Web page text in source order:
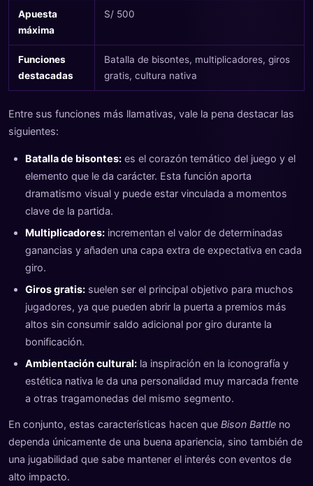
Apuesta
máxima
S/ 500
Funciones
destacadas
Batalla de bisontes, multiplicadores, giros
gratis, cultura nativa
Entre sus funciones más llamativas, vale la pena destacar las
siguientes:
Batalla de bisontes: es el corazón temático del juego y el
elemento que le da carácter. Esta función aporta
dramatismo visual y puede estar vinculada a momentos
clave de la partida.
Multiplicadores: incrementan el valor de determinadas
ganancias y añaden una capa extra de expectativa en cada
giro.
Giros gratis: suelen ser el principal objetivo para muchos
jugadores, ya que pueden abrir la puerta a premios más
altos sin consumir saldo adicional por giro durante la
bonificación.
Ambientación cultural: la inspiración en la iconografía y
estética nativa le da una personalidad muy marcada frente
a otras tragamonedas del mismo segmento.
En conjunto, estas características hacen que Bison Battle no
dependa únicamente de una buena apariencia, sino también de
una jugabilidad que sabe mantener el interés con eventos de
alto impacto.